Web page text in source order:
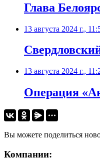
Глава
13 августа 2024 г.,
13 августа 2024 г.,
Операция
Вы можете поделиться
Компании: